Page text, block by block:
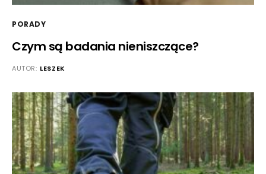
PORADY
Czym są badania nieniszczące?
AUTOR: LESZEK